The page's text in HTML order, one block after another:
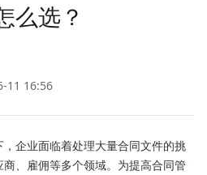
么选？
11 16:56
企业面临着处理大量合同文件的挑
、雇佣等多个领域。为提高合同管